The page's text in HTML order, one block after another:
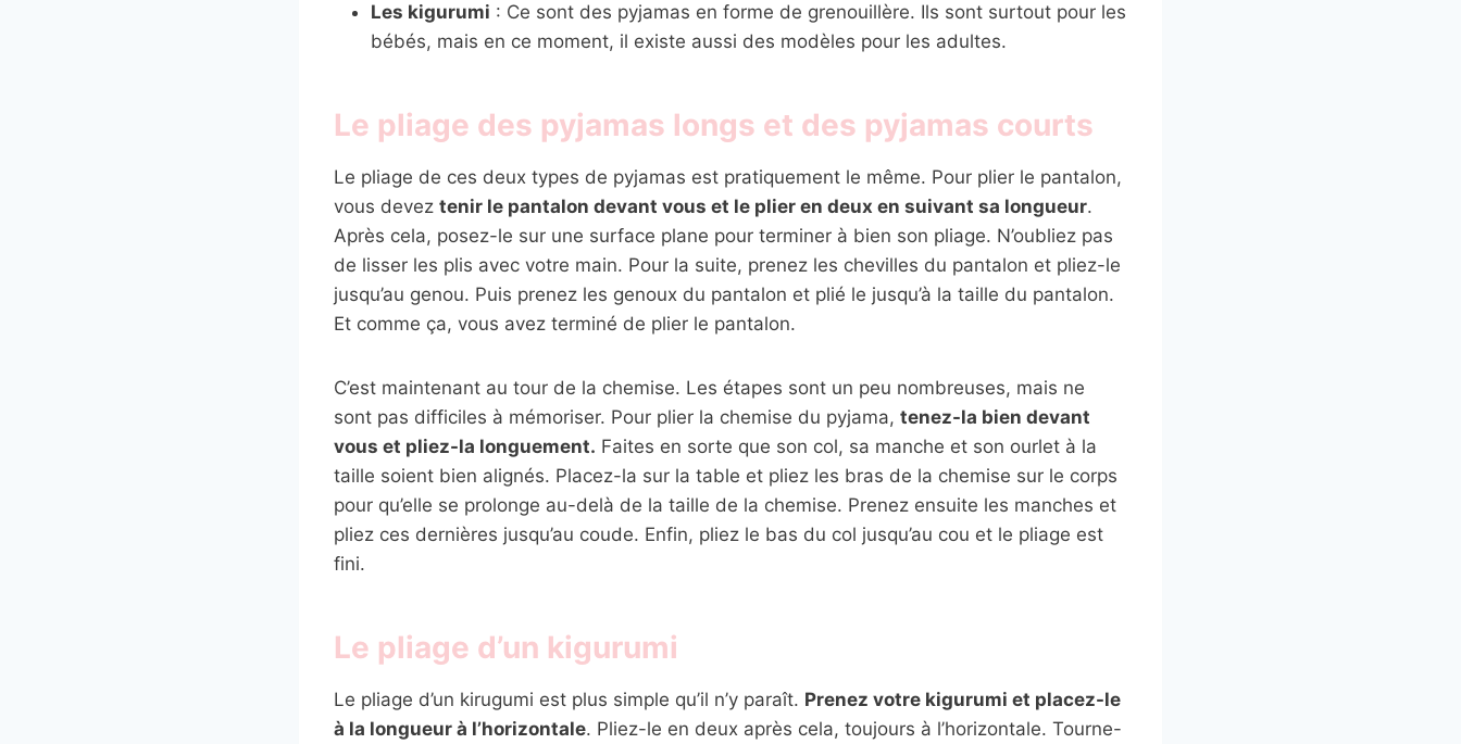
Les kigurumi : Ce sont des pyjamas en forme de grenouillère. Ils sont surtout pour les
bébés, mais en ce moment, il existe aussi des modèles pour les adultes.
Le pliage des pyjamas longs et des pyjamas courts
Le pliage de ces deux types de pyjamas est pratiquement le même. Pour plier le pantalon,
vous devez tenir le pantalon devant vous et le plier en deux en suivant sa longueur.
Après cela, posez-le sur une surface plane pour terminer à bien son pliage. N’oubliez pas
de lisser les plis avec votre main. Pour la suite, prenez les chevilles du pantalon et pliez-le
jusqu’au genou. Puis prenez les genoux du pantalon et plié le jusqu’à la taille du pantalon.
Et comme ça, vous avez terminé de plier le pantalon.
C’est maintenant au tour de la chemise. Les étapes sont un peu nombreuses, mais ne
sont pas difficiles à mémoriser. Pour plier la chemise du pyjama, tenez-la bien devant
vous et pliez-la longuement. Faites en sorte que son col, sa manche et son ourlet à la
taille soient bien alignés. Placez-la sur la table et pliez les bras de la chemise sur le corps
pour qu’elle se prolonge au-delà de la taille de la chemise. Prenez ensuite les manches et
pliez ces dernières jusqu’au coude. Enfin, pliez le bas du col jusqu’au cou et le pliage est
fini.
Le pliage d’un kigurumi
Le pliage d’un kirugumi est plus simple qu’il n’y paraît. Prenez votre kigurumi et placez-le
à la longueur à l’horizontale. Pliez-le en deux après cela, toujours à l’horizontale. Tourne-